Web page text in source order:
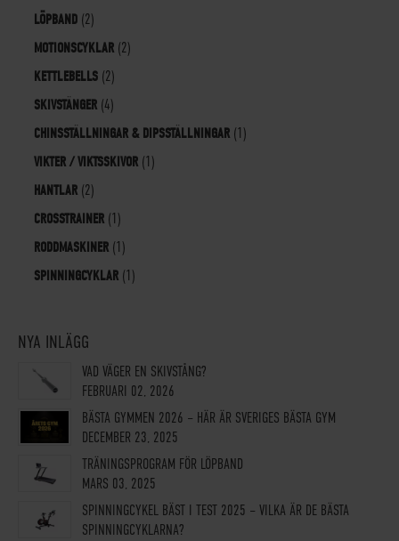
LÖPBAND (2)
MOTIONSCYKLAR (2)
KETTLEBELLS (2)
SKIVSTÄNGER (4)
CHINSSTÄLLNINGAR & DIPSSTÄLLNINGAR (1)
VIKTER / VIKTSSKIVOR (1)
HANTLAR (2)
CROSSTRAINER (1)
RODDMASKINER (1)
SPINNINGCYKLAR (1)
NYA INLÄGG
VAD VÄGER EN SKIVSTÅNG?
FEBRUARI 02, 2026
BÄSTA GYMMEN 2026 – HÄR ÄR SVERIGES BÄSTA GYM
DECEMBER 23, 2025
TRÄNINGSPROGRAM FÖR LÖPBAND
MARS 03, 2025
SPINNINGCYKEL BÄST I TEST 2025 – VILKA ÄR DE BÄSTA
SPINNINGCYKLARNA?